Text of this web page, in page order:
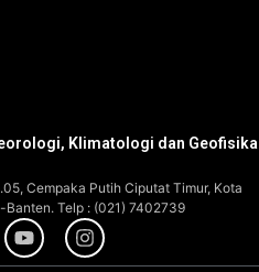
Klimatologi dan Geofisika
Cempaka Putih Ciputat Timur, Kota
Banten. Telp : (021) 7402739